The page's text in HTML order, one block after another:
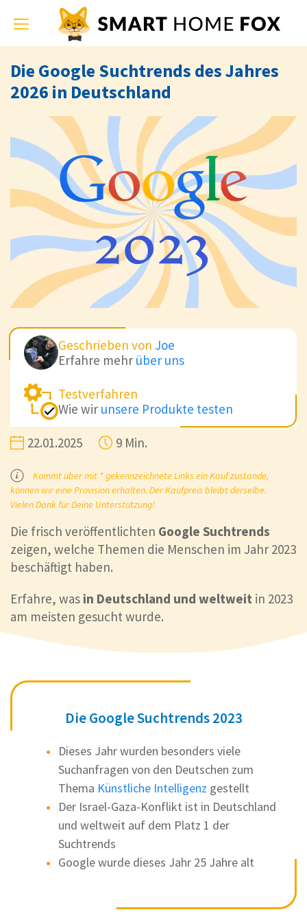
Toggle
navigation
Die Google Suchtrends des Jahres
2026 in Deutschland
Geschrieben von Joe
Erfahre mehr über uns
Testverfahren
Wie wir unsere Produkte testen
22.01.2025 9 Min.
Kommt über mit * gekennzeichnete Links ein Kauf zustande,
können wir eine Provision erhalten. Der Kaufpreis bleibt derselbe.
Vielen Dank für Deine Unterstützung!
Die frisch veröffentlichten Google Suchtrends
zeigen, welche Themen die Menschen im Jahr 2023
beschäftigt haben.
Erfahre, was in Deutschland und weltweit in 2023
am meisten gesucht wurde.
Die Google Suchtrends 2023
Dieses Jahr wurden besonders viele
Suchanfragen von den Deutschen zum
Thema Künstliche Intelligenz gestellt
Der Israel-Gaza-Konflikt ist in Deutschland
und weltweit auf dem Platz 1 der
Suchtrends
Google wurde dieses Jahr 25 Jahre alt